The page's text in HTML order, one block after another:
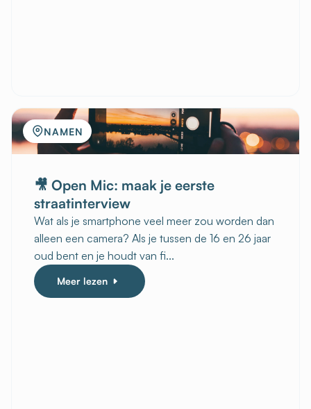
NAMEN
🎥 Open Mic: maak je eerste
straatinterview
Wat als je smartphone veel meer zou worden dan
alleen een camera? Als je tussen de 16 en 26 jaar
oud bent en je houdt van fi...
Meer lezen